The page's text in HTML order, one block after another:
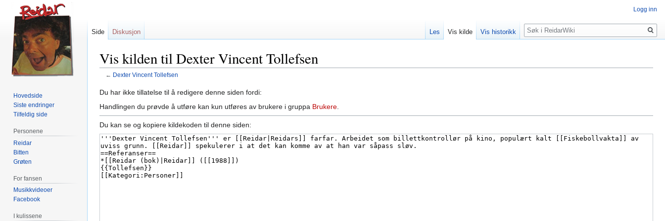
Vis kilden til Dexter Vincent Tollefsen
← Dexter Vincent Tollefsen
Hopp
til
Hopp
til
Du har ikke tillatelse til å redigere denne siden fordi:
Handlingen du prøvde å utføre kan kun utføres av brukere i gruppa Brukere
Du kan se og kopiere kildekoden til denne siden:
Logg inn
Side Diskusjon Les Vis kilde Vis historikk
Søk
Hovedside
Siste endringer
Tilfeldig side
Personene
Reidar
Bitten
Grøten
For fansen
Musikkvideoer
Facebook
I kulissene